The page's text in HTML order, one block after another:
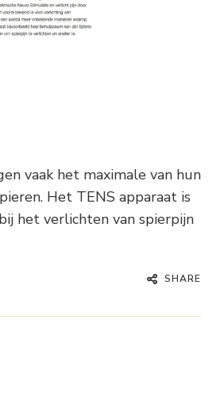
vaak het maximale van hun
Het TENS apparaat is
het verlichten van spierpijn
SHARE